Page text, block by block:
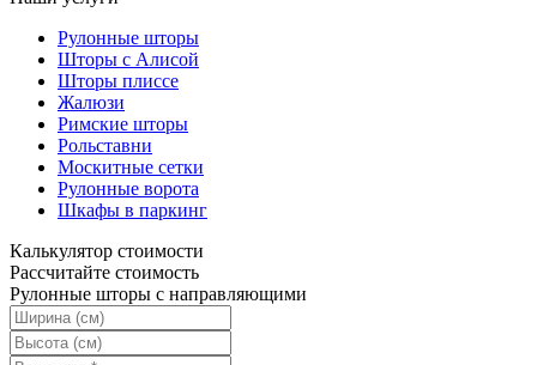
Рулонные шторы
Шторы с Алисой
Шторы плиссе
Жалюзи
Римские шторы
Рольставни
Москитные сетки
Рулонные ворота
Шкафы в паркинг
Калькулятор стоимости
Рассчитайте стоимость
Рулонные шторы с направляющими